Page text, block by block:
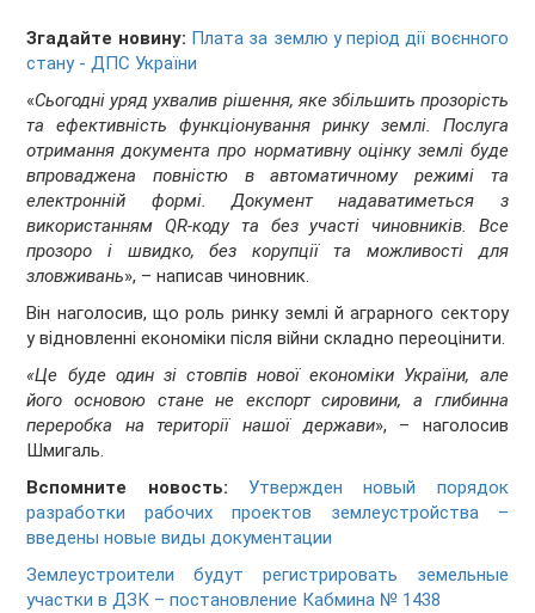
Згадайте новину: Плата за землю у період дії воєнного
стану - ДПС України
«Сьогодні уряд ухвалив рішення, яке збільшить прозорість
та ефективність функціонування ринку землі. Послуга
отримання документа про нормативну оцінку землі буде
впроваджена повністю в автоматичному режимі та
електронній формі. Документ надаватиметься з
використанням QR-коду та без участі чиновників. Все
прозоро і швидко, без корупції та можливості для
зловживань», – написав чиновник.
Він наголосив, що роль ринку землі й аграрного сектору
у відновленні економіки після війни складно переоцінити.
«Це буде один зі стовпів нової економіки України, але
його основою стане не експорт сировини, а глибинна
переробка на території нашої держави», – наголосив
Шмигаль.
Вспомните новость:
Утвержден новый порядок
разработки рабочих проектов землеустройства –
введены новые виды документации
Землеустроители будут регистрировать земельные
участки в ДЗК – постановление Кабмина № 1438